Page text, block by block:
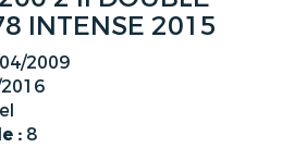
INTENSE 2015
2009
: 8